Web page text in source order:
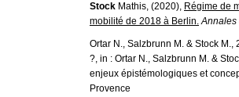
Stock Mathis, (2020), Régime de
mobilité de 2018 à Berlin. Annales
Ortar N., Salzbrunn M. & Stock
?, in : Ortar N., Salzbrunn M. &
enjeux épistémologiques et
Provence